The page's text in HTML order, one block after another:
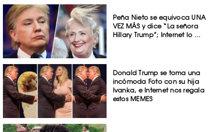
Peña Nieto se equivoca UNA
VEZ MÁS y dice “La señora
Hillary Trump”; Internet lo ...
Donald Trump se toma una
incómoda Foto con su hija
Ivanka, e Internet nos regala
estos MEMES